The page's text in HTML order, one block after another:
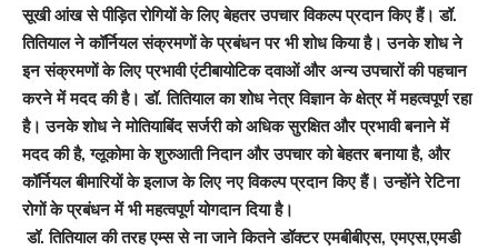
सूखी आंख से पीड़ित रोगियों के लिए बेहतर उपचार विकल्प प्रदान किए हैं। डॉ.
तितियाल ने कॉर्नियल संक्रमणों के प्रबंधन पर भी शोध किया है। उनके शोध ने
इन संक्रमणों के लिए प्रभावी एंटीबायोटिक दवाओं और अन्य उपचारों की पहचान
करने में मदद की है। डॉ. तितियाल का शोध नेत्र विज्ञान के क्षेत्र में महत्वपूर्ण रहा
है। उनके शोध ने मोतियाबिंद सर्जरी को अधिक सुरक्षित और प्रभावी बनाने में
मदद की है,ग्लूकोमा के शुरुआती निदान और उपचार को बेहतर बनाया है, और
कॉर्नियल बीमारियों के इलाज के लिए नए विकल्प प्रदान किए हैं। उन्होंने रेटिना
रोगों के प्रबंधन में भी महत्वपूर्ण योगदान दिया है।
डॉ. तितियाल की तरह एम्स से ना जाने कितने डॉक्टर एमबीबीएस, एमएस,एमडी